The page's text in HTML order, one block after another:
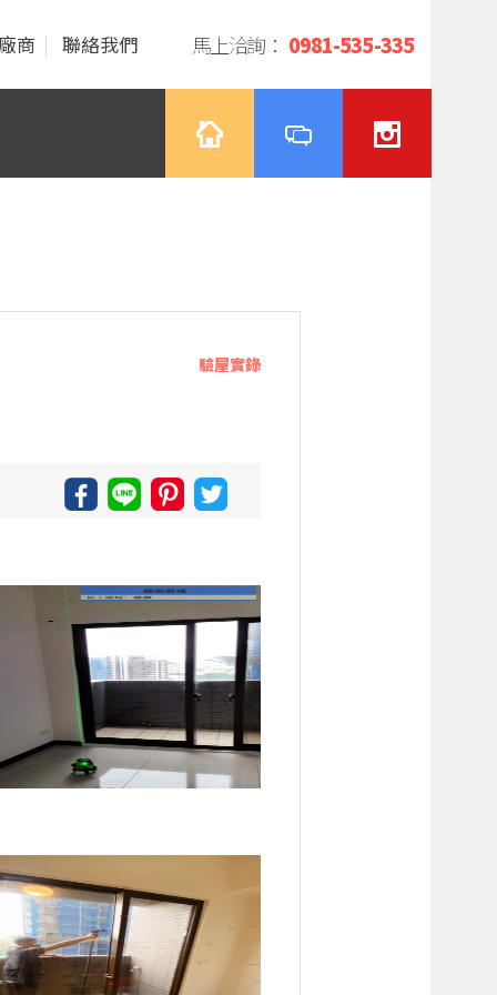
商 聯絡我們 馬上洽詢： 0981-535-335
驗屋實錄